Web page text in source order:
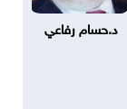
د.حسام رفاعي